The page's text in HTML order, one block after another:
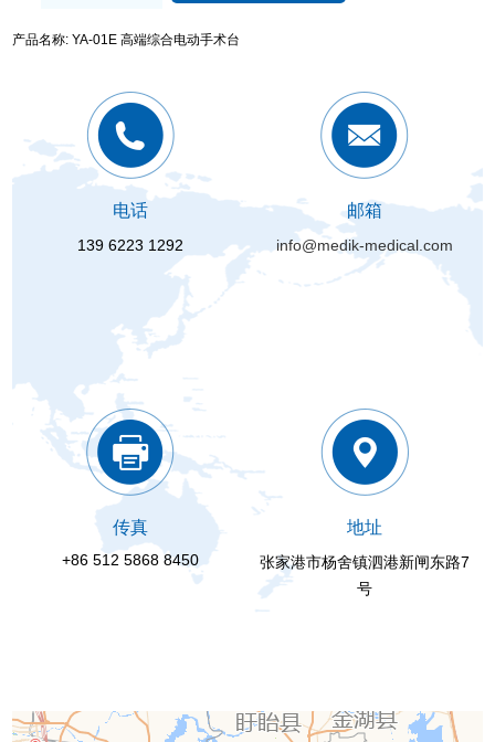
产品名称: YA-01E 高端综合电动手术台
电话
139 6223 1292
邮箱
info@medik-medical.com
传真
+86 512 5868 8450
地址
张家港市杨舍镇泗港新闸东路7
号